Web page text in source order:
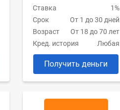
Ставка
1%
Срок
От 1 до 30 дней
Возраст
От 18 до 70 лет
Кред. история
Любая
Получить деньги